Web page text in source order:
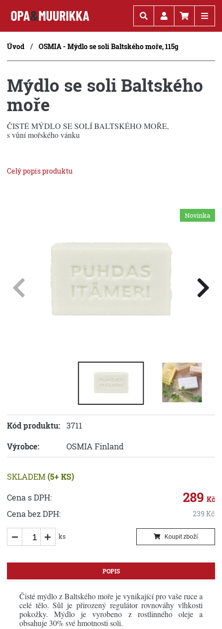
Úvod OSMIA - Mýdlo se soli Baltského moře, 115g
Mýdlo se soli Baltského
moře
ČISTÉ MÝDLO SE SOLÍ BALTSKÉHO MOŘE,
s vůní mořského vánku
Celý popis produktu
Novinka
Kód produktu: 3711
Výrobce:
OSMIA Finland
SKLADEM(5+ KS)
Cena s DPH:
289 Kč
Cena bez DPH: 239 Kč
ks Koupit zboží
POPIS
Čisté mýdlo z Baltského moře je vynikající pro vaše ruce a
celé tělo. Sůl je přirozený regulátor rovnováhy vlhkosti
pokožky. Mýdlo je vyrobeno z rostlinného oleje a
obsahuje 30% své hmotnosti soli.